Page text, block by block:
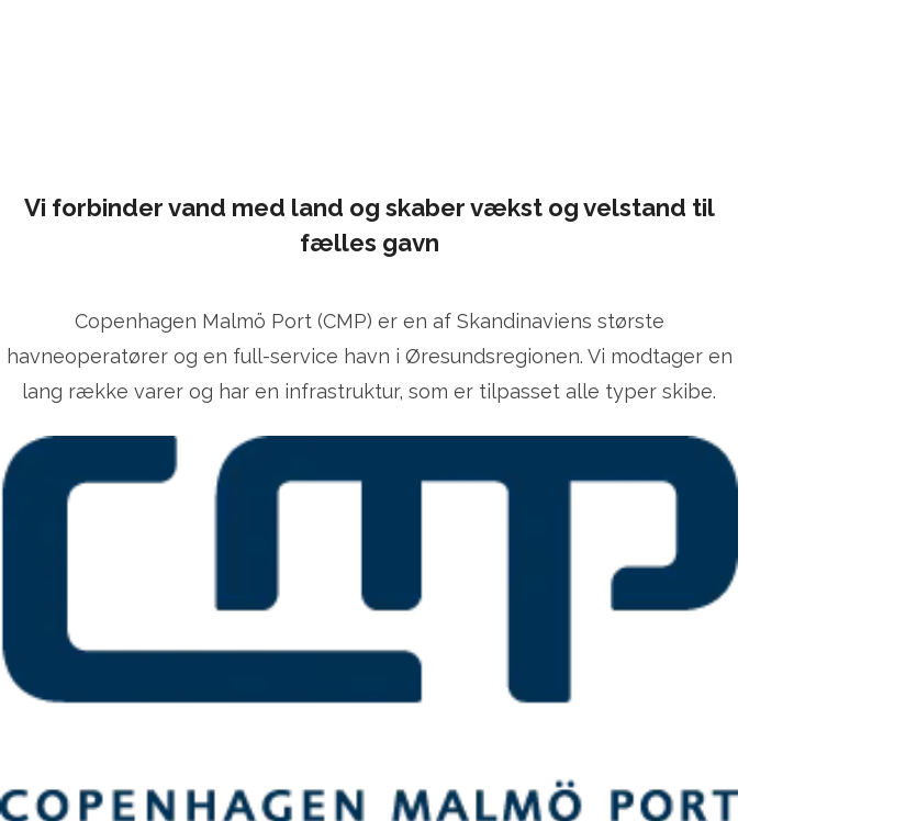
Vi forbinder vand med land og skaber vækst og velstand til
fælles gavn
Copenhagen Malmö Port (CMP) er en af Skandinaviens største
havneoperatører og en full-service havn i Øresundsregionen. Vi modtager en
lang række varer og har en infrastruktur, som er tilpasset alle typer skibe.